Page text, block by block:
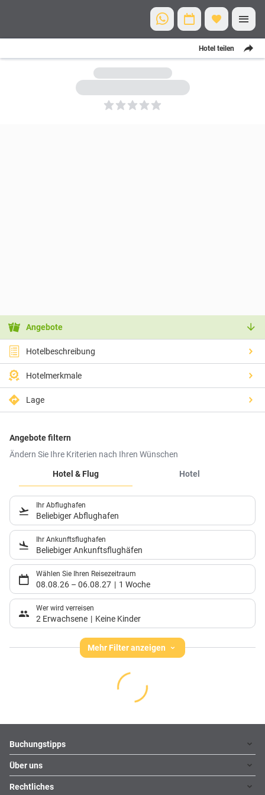
Hotel teilen
5
Angebote
Hotelbeschreibung
Hotelmerkmale
Lage
Angebote filtern
Ändern Sie Ihre Kriterien nach Ihren Wünschen
Hotel & Flug
Hotel
Ihr Abflughafen
Beliebiger Abflughafen
Ihr Ankunftsflughafen
Beliebiger Ankunftsflughäfen
Wählen Sie Ihren Reisezeitraum
08.08.26 – 06.08.27 1 Woche
Wer wird verreisen
2 Erwachsene Keine Kinder
Mehr Filter anzeigen
Footer navigation
Buchungstipps
Warum im Reisebüro buchen
Hoteltipps
Über uns
Kontakt
Rechtliches